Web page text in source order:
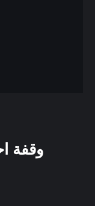
وقفة